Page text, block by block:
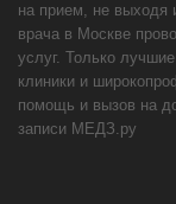
на прием, не выходя
врача в Москве
услуг. Только
клиники и
помощь и вызов на
записи МЕДЗ.ру